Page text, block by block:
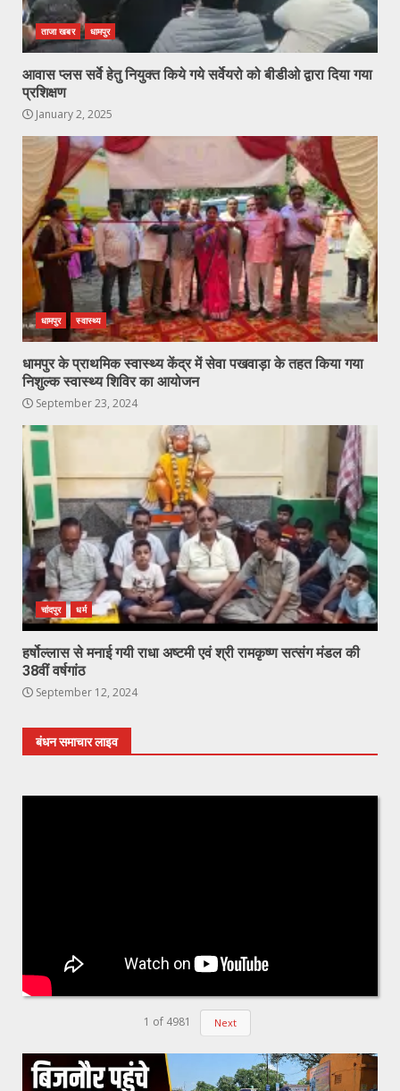
ताजा खबर धामपुर
आवास प्लस सर्वे हेतु नियुक्त किये गये सर्वेयरो को बीडीओ द्वारा दिया गया
प्रशिक्षण
January 2, 2025
धामपुर स्वास्थ्य
धामपुर के प्राथमिक स्वास्थ्य केंद्र में सेवा पखवाड़ा के तहत किया गया
निशुल्क स्वास्थ्य शिविर का आयोजन
September 23, 2024
चांदपुर धर्म
हर्षोल्लास से मनाई गयी राधा अष्टमी एवं श्री रामकृष्ण सत्संग मंडल की
38वीं वर्षगांठ
September 12, 2024
बंधन समाचार लाइव
1 of 4981 Next